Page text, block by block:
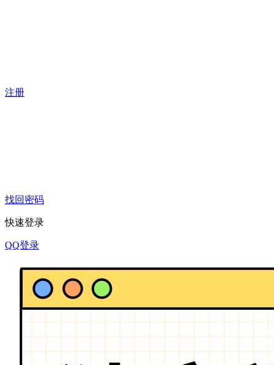
注册
找回密码
快速登录
QQ登录